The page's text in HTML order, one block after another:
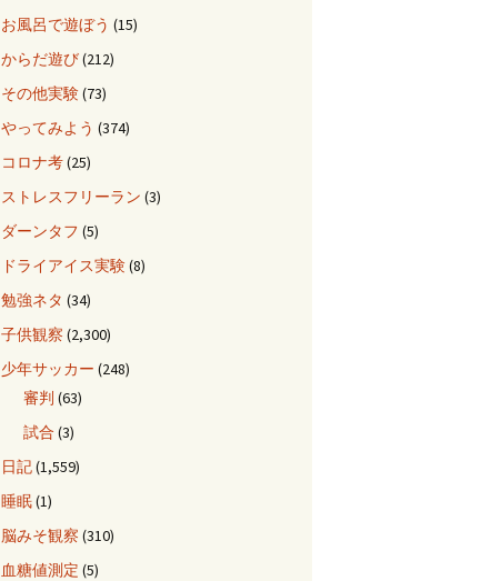
お風呂で遊ぼう (15)
からだ遊び(212)
その他実験(73)
やってみよう (374)
コロナ考(25)
ストレスフリーラン (3)
ダーンタフ (5)
ドライアイス実験(8)
勉強ネタ (34)
子供観察 (2,300)
少年サッカー (248)
審判 (63)
試合 (3)
日記(1,559)
睡眠(1)
脳みそ観察 (310)
血糖値測定 (5)